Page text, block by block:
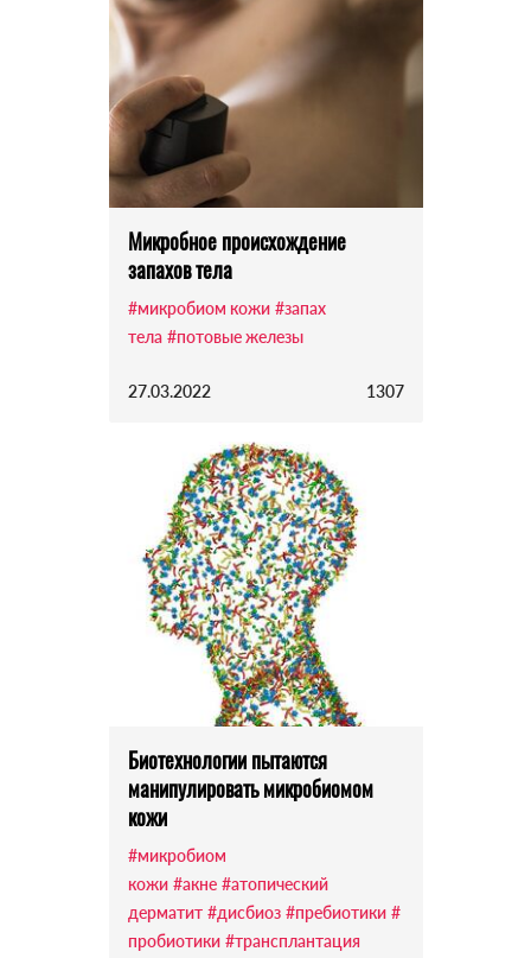
Микробное происхождение
запахов тела
#микробиом кожи #запах
тела #потовые железы
27.03.2022 1307
Биотехнологии пытаются
манипулировать микробиомом
кожи
#микробиом
кожи #акне #атопический
дерматит #дисбиоз #пребиотики #
пробиотики #трансплантация